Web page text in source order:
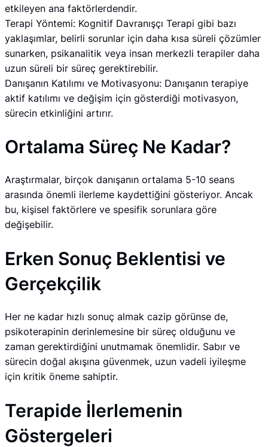
etkileyen ana faktörlerdendir.
Terapi Yöntemi: Kognitif Davranışçı Terapi gibi bazı
yaklaşımlar, belirli sorunlar için daha kısa süreli çözümler
sunarken, psikanalitik veya insan merkezli terapiler daha
uzun süreli bir süreç gerektirebilir.
Danışanın Katılımı ve Motivasyonu: Danışanın terapiye
aktif katılımı ve değişim için gösterdiği motivasyon,
sürecin etkinliğini artırır.
Ortalama Süreç Ne Kadar?
Araştırmalar, birçok danışanın ortalama 5-10 seans
arasında önemli ilerleme kaydettiğini gösteriyor. Ancak
bu, kişisel faktörlere ve spesifik sorunlara göre
değişebilir.
Erken Sonuç Beklentisi ve
Gerçekçilik
Her ne kadar hızlı sonuç almak cazip görünse de,
psikoterapinin derinlemesine bir süreç olduğunu ve
zaman gerektirdiğini unutmamak önemlidir. Sabır ve
sürecin doğal akışına güvenmek, uzun vadeli iyileşme
için kritik öneme sahiptir.
Terapide İlerlemenin
Göstergeleri